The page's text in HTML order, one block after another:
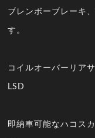
ブレンボーブレーキ
す。
コイルオーバーリア
LSD
即納車可能なハコ